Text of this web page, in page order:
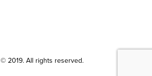
© 2019. All rights reserved.